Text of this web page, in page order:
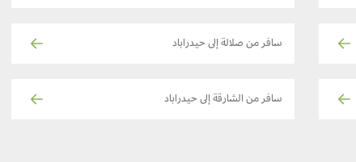
سافر من صلالة إلى حيدراباد
سافر من الشارقة إلى حيدراباد